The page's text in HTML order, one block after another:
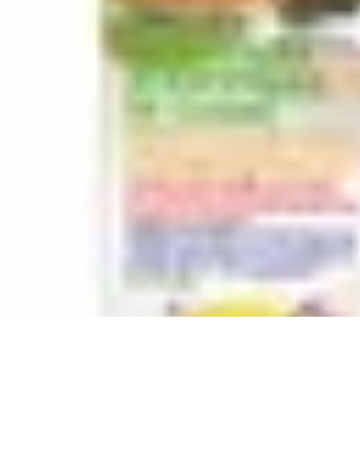
Expériences de Voyage Astuces de Voyage
Expériences Voyages